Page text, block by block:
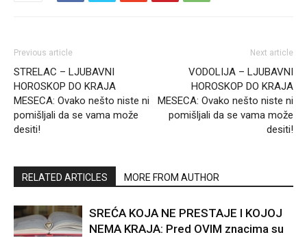
Previous article
STRELAC – LJUBAVNI
HOROSKOP DO KRAJA
MESECA: Ovako nešto niste ni
pomišljali da se vama može
desiti!
Next article
VODOLIJA – LJUBAVNI
HOROSKOP DO KRAJA
MESECA: Ovako nešto niste ni
pomišljali da se vama može
desiti!
RELATED ARTICLES MORE FROM AUTHOR
SREĆA KOJA NE PRESTAJE I KOJOJ
NEMA KRAJA: Pred OVIM znacima su